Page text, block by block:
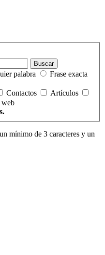
Buscar
palabra
Frase exacta
Contactos
Artículos
web
mínimo de 3 caracteres y un